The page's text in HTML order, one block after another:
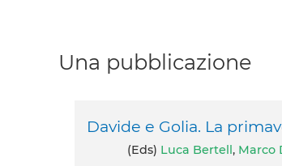
Una pubblicazione
Davide e Golia. La
(eds) Luca Bertell, Marco